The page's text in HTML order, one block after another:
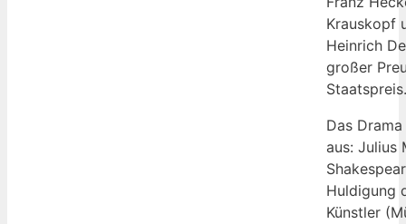
Krauskopf
Heinrich
großer
Staatspreis.
Das
aus: Julius
Huldigung
Künstler